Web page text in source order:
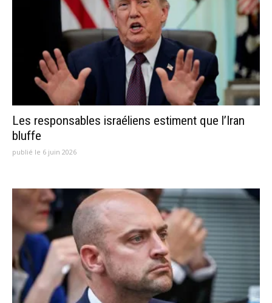
Les responsables israéliens estiment que l’Iran
bluffe
publié le 6 juin 2026